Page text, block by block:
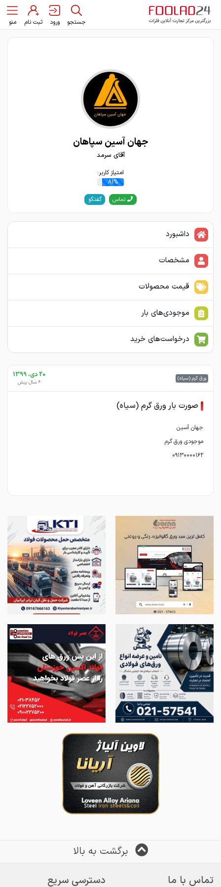
جستجو ورود ثبت نام منو
جهان آسین سپاهان
آقای سرمد
امتیاز کاربر:
81%
تماس گفتگو
داشبورد
مشخصات
قیمت محصولات
موجودی‌های بار
درخواست‌های خرید
ورق گرم (سیاه) 20 دی، 1399
6 سال پیش
صورت بار ورق گرم (سیاه)
۰۹۱۳۰۰۰۰۱۶۲
برگشت به بالا
تماس با ما
دسترسی سریع